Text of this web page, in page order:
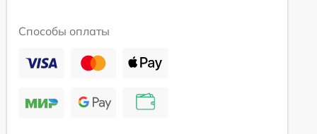
Способы оплаты